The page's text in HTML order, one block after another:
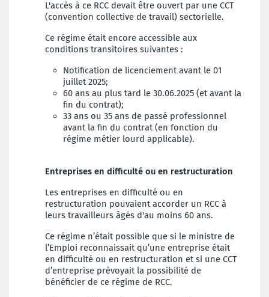
L'accès à ce RCC devait être ouvert par une CCT
(convention collective de travail) sectorielle.
Ce régime était encore accessible aux
conditions transitoires suivantes :
Notification de licenciement avant le 01
juillet 2025;
60 ans au plus tard le 30.06.2025 (et avant la
fin du contrat);
33 ans ou 35 ans de passé professionnel
avant la fin du contrat (en fonction du
régime métier lourd applicable).
Entreprises en difficulté ou en restructuration
Les entreprises en difficulté ou en
restructuration pouvaient accorder un RCC à
leurs travailleurs âgés d'au moins 60 ans.
Ce régime n’était possible que si le ministre de
l’Emploi reconnaissait qu’une entreprise était
en difficulté ou en restructuration et si une CCT
d’entreprise prévoyait la possibilité de
bénéficier de ce régime de RCC.